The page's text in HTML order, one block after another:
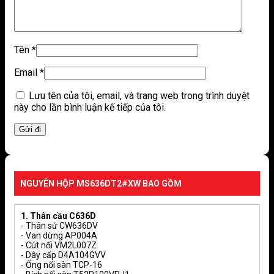
Tiêu
chí
Nắp
kèm
theo
Kích
thước
(DxR)
nước xả
4.5/3 L 4.5/3 L 4.5/3 L 4.5/3 L
cầu
C636D C636D C885D C887
Đặc
điểm
nắp
Êm tiêu
chuẩn
Tên *
Email *
Lưu tên của tôi, email, và trang web trong trình duyệt
này cho lần bình luận kế tiếp của tôi.
NGUYÊN HỘP MS636DT2#XW BAO GỒM
1. Thân cầu C636D
- Thân sứ CW636DV
- Van dừng AP004A
- Cút nối VM2L007Z
- Dây cấp D4A104GVV
- Ống nối sàn TCP-16